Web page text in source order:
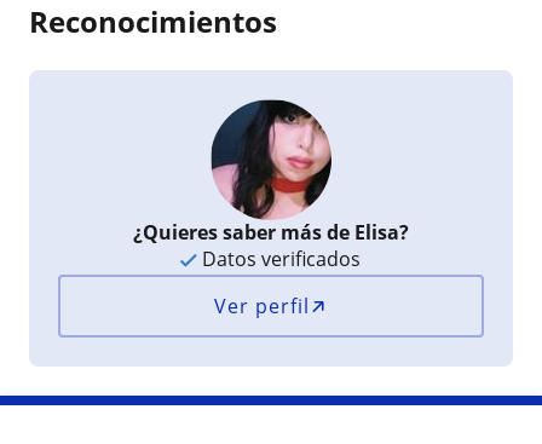
Reconocimientos
¿Quieres saber más de Elisa?
Datos verificados
Ver perfil